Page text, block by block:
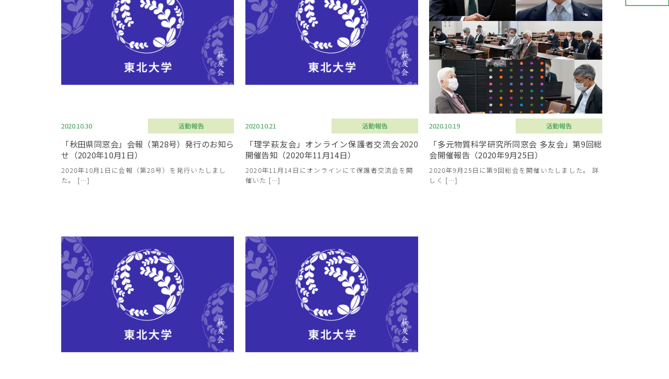
2020.10.30 活動報告
「秋田県同窓会」会報（第28号）発行のお知ら
せ（2020年10月1日）
2020年10月1日に会報（第28号）を発行いたしまし
た。 […]
2020.10.21 活動報告
「理学萩友会」オンライン保護者交流会2020
開催告知（2020年11月14日）
2020年11月14日にオンラインにて保護者交流会を開
催いた […]
2020.10.19 活動報告
「多元物質科学研究所同窓会 多友会」第9回総
会開催報告（2020年9月25日）
2020年9月25日に第9回総会を開催いたしました。 詳
しく […]